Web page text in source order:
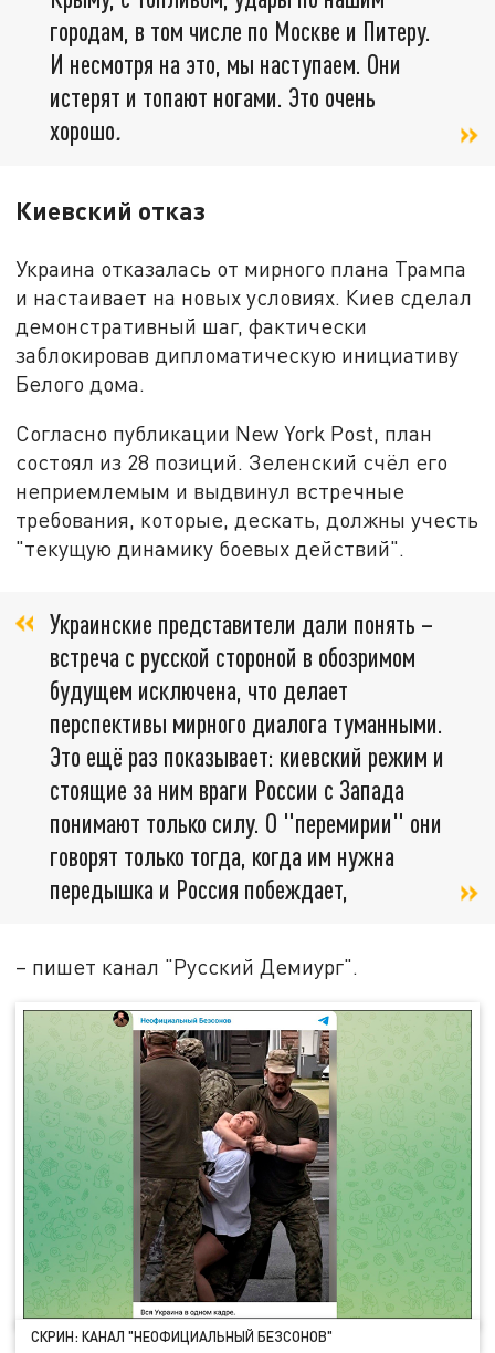
городам, в том числе по Москве и Питеру.
И несмотря на это, мы наступаем. Они
истерят и топают ногами. Это очень
хорошо.
Киевский отказ
Украина отказалась от мирного плана Трампа
и настаивает на новых условиях. Киев сделал
демонстративный шаг, фактически
заблокировав дипломатическую инициативу
Белого дома.
Согласно публикации New York Post, план
состоял из 28 позиций. Зеленский счёл его
неприемлемым и выдвинул встречные
требования, которые, дескать, должны учесть
"текущую динамику боевых действий".
Украинские представители дали понять –
встреча с русской стороной в обозримом
будущем исключена, что делает
перспективы мирного диалога туманными.
Это ещё раз показывает: киевский режим и
стоящие за ним враги России с Запада
понимают только силу. О "перемирии" они
говорят только тогда, когда им нужна
передышка и Россия побеждает,
– пишет канал "Русский Демиург".
СКРИН: КАНАЛ "НЕОФИЦИАЛЬНЫЙ БЕЗСОНОВ"